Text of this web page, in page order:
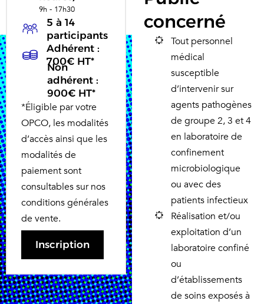
concerné
Tout personnel
médical
susceptible
d’intervenir sur
agents pathogènes
de groupe 2, 3 et 4
en laboratoire de
confinement
microbiologique
ou avec des
patients infectieux
Réalisation et/ou
exploitation d’un
laboratoire confiné
ou
d’établissements
de soins exposés à
9h - 17h30
5 à 14
participants
Adhérent :
700€ HT*
Non
adhérent :
900€ HT*
*Éligible par votre
OPCO, les modalités
d’accès ainsi que les
modalités de
paiement sont
consultables sur nos
conditions générales
de vente.
Inscription